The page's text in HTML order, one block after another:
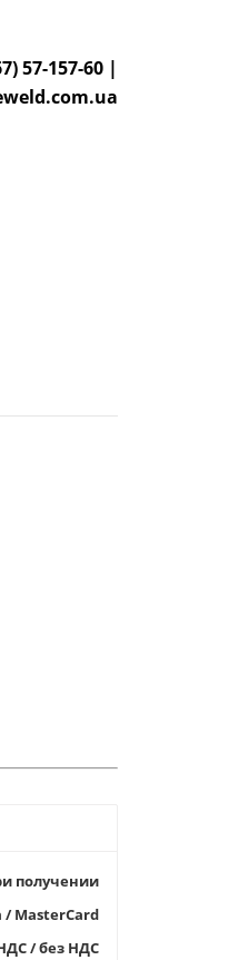
57-157-60 |
получении
/ MasterCard
/ без НДС